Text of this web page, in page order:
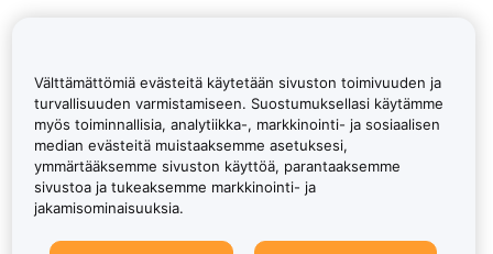
Välttämättömiä evästeitä käytetään sivuston toimivuuden ja
turvallisuuden varmistamiseen. Suostumuksellasi käytämme
myös toiminnallisia, analytiikka-, markkinointi- ja sosiaalisen
median evästeitä muistaaksemme asetuksesi,
ymmärtääksemme sivuston käyttöä, parantaaksemme
sivustoa ja tukeaksemme markkinointi- ja
jakamisominaisuuksia.